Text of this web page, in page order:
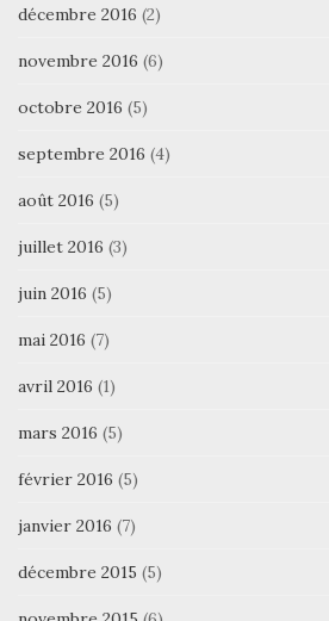
décembre 2016 (2)
novembre 2016 (6)
octobre 2016 (5)
septembre 2016 (4)
août 2016 (5)
juillet 2016 (3)
juin 2016 (5)
mai 2016 (7)
avril 2016 (1)
mars 2016 (5)
février 2016 (5)
janvier 2016 (7)
décembre 2015 (5)